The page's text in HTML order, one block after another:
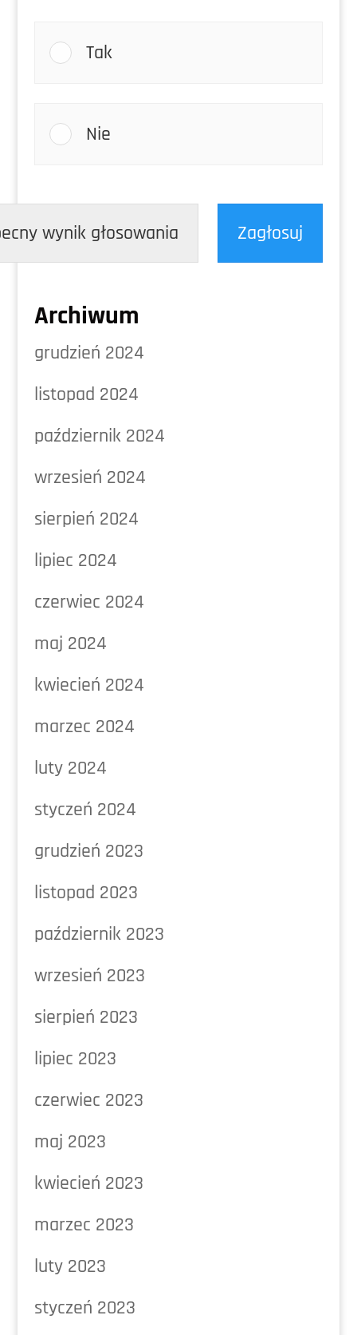
Tak
Nie
wynik głosowania Zagłosuj
Archiwum
grudzień 2024
listopad 2024
październik 2024
wrzesień 2024
sierpień 2024
lipiec 2024
czerwiec 2024
maj 2024
kwiecień 2024
marzec 2024
luty 2024
styczeń 2024
grudzień 2023
listopad 2023
październik 2023
wrzesień 2023
sierpień 2023
lipiec 2023
czerwiec 2023
maj 2023
kwiecień 2023
marzec 2023
luty 2023
styczeń 2023